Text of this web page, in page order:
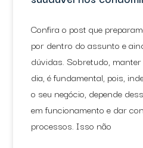
Confira o post que
por dentro do assunto e
dúvidas. Sobretudo,
dia, é fundamental, pois,
o seu negócio, depende
em funcionamento e dar
processos. Isso não